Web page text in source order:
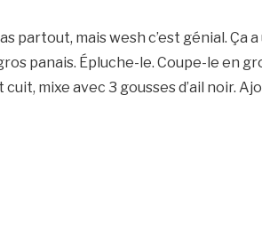
partout, mais wesh c’est génial. Ça
panais. Épluche-le. Coupe-le en
cuit, mixe avec 3 gousses d’ail noir.